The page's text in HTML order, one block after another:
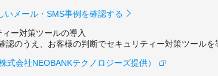
いメール・SMS事例を確認する
ィー対策ツールの導入
認のうえ、お客様の判断でセキュリティー対策ツールを
式会社NEOBANKテクノロジーズ提供）